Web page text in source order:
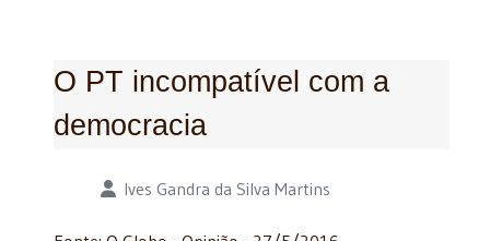
O PT incompatível com a
democracia
Detalhes Ives Gandra da Silva Martins